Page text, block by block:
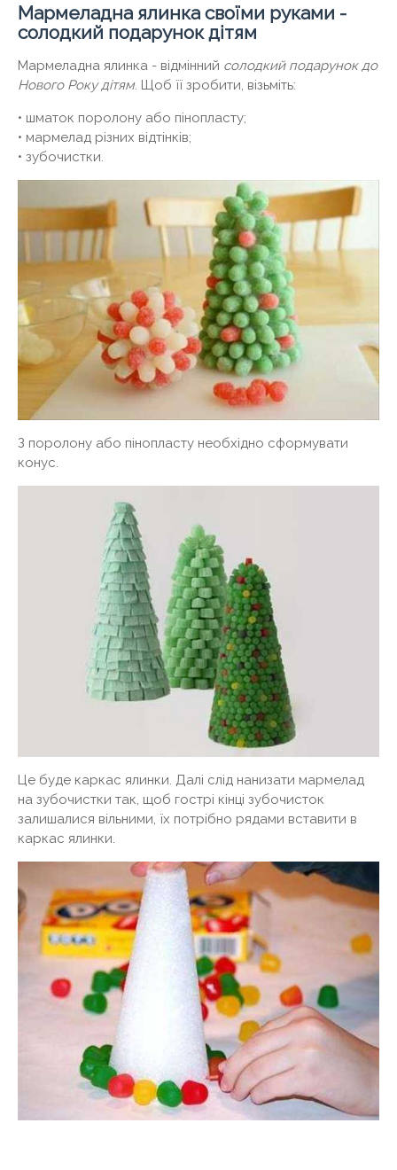
Мармеладна ялинка своїми руками -
солодкий подарунок дітям
Мармеладна ялинка - відмінний солодкий подарунок до
Нового Року дітям. Щоб її зробити, візьміть:
• шматок поролону або пінопласту;
• мармелад різних відтінків;
• зубочистки.
З поролону або пінопласту необхідно сформувати
конус.
Це буде каркас ялинки. Далі слід нанизати мармелад
на зубочистки так, щоб гострі кінці зубочисток
залишалися вільними, їх потрібно рядами вставити в
каркас ялинки.